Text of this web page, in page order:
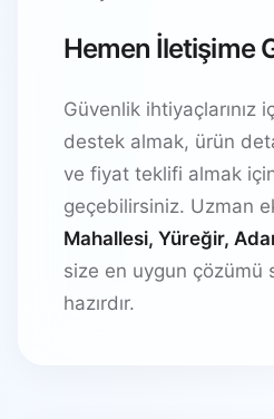
Hemen İletişime
Güvenlik ihtiyaçlarınız
destek almak, ürün
ve fiyat teklifi almak
geçebilirsiniz. Uzman
Mahallesi, Yüreğir,
size en uygun çözümü
hazırdır.